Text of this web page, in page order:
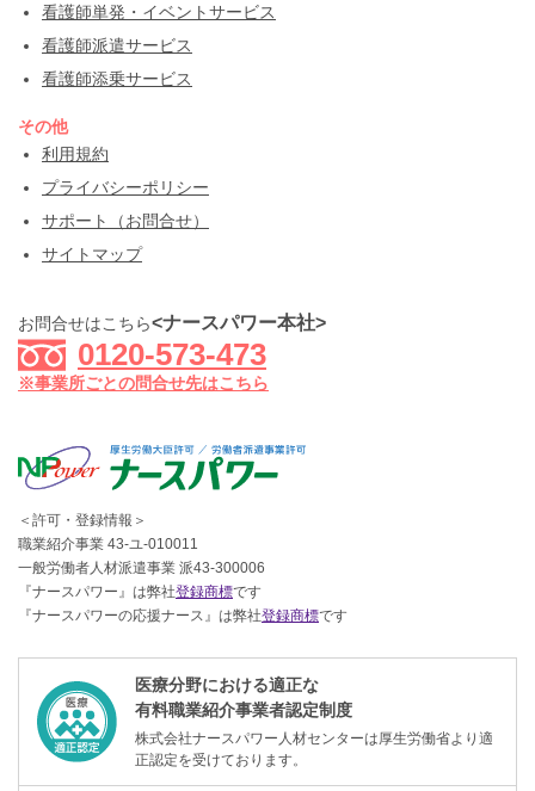
看護師単発・イベントサービス
看護師派遣サービス
看護師添乗サービス
その他
利用規約
プライバシーポリシー
サポート（お問合せ）
サイトマップ
お問合せはこちら<ナースパワー本社>
0120-573-473
※事業所ごとの問合せ先はこちら
＜許可・登録情報＞
職業紹介事業 43-ユ-010011
一般労働者人材派遣事業 派43-300006
『ナースパワー』は弊社登録商標です
『ナースパワーの応援ナース』は弊社登録商標です
医療分野における適正な
有料職業紹介事業者認定制度
株式会社ナースパワー人材センターは厚生労働省より適
正認定を受けております。